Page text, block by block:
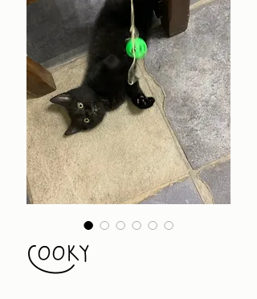
Cooky